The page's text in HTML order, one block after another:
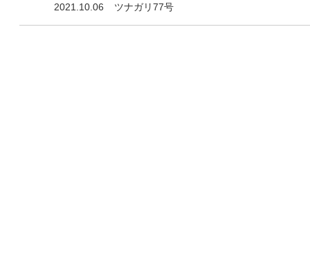
2021.10.06 ツナガリ77号